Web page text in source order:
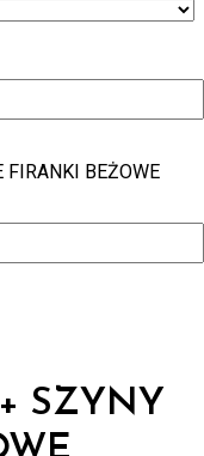
FIRANKI BEŻOWE
SZYNY